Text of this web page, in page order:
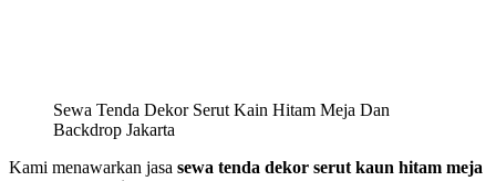
Sewa Tenda Dekor Serut Kain Hitam Meja Dan
Backdrop Jakarta
Kami menawarkan jasa sewa tenda dekor serut kaun hitam meja